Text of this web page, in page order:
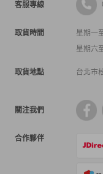
客服專線
取貨時間
星期一
星期六
取貨地點 台北市
關注我們
合作夥伴